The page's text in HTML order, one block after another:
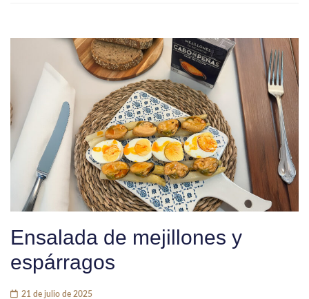
Ensalada de mejillones y
espárragos
21 de julio de 2025